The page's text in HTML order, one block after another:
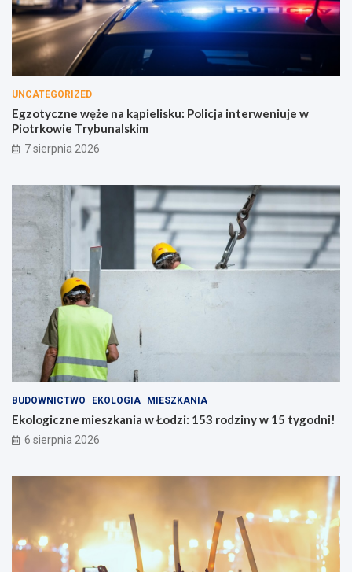
UNCATEGORIZED
Egzotyczne węże na kąpielisku: Policja interweniuje w
Piotrkowie Trybunalskim
7 sierpnia 2026
BUDOWNICTWO EKOLOGIA MIESZKANIA
Ekologiczne mieszkania w Łodzi: 153 rodziny w 15 tygodni!
6 sierpnia 2026